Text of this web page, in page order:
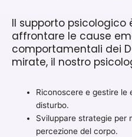
Il supporto psicologico
affrontare le cause
comportamentali dei
mirate, il nostro
Riconoscere e gestire le
disturbo.
Sviluppare strategie per
percezione del corpo.